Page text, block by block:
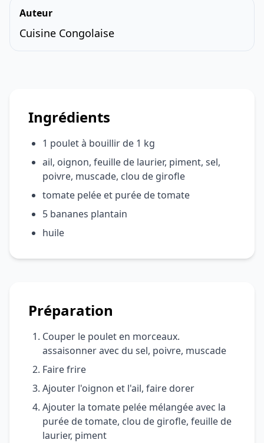
Auteur
Cuisine Congolaise
Ingrédients
1 poulet à bouillir de 1 kg
ail, oignon, feuille de laurier, piment, sel,
poivre, muscade, clou de girofle
tomate pelée et purée de tomate
5 bananes plantain
huile
Préparation
Couper le poulet en morceaux.
assaisonner avec du sel, poivre, muscade
Faire frire
Ajouter l'oignon et l'ail, faire dorer
Ajouter la tomate pelée mélangée avec la
purée de tomate, clou de girofle, feuille de
laurier, piment